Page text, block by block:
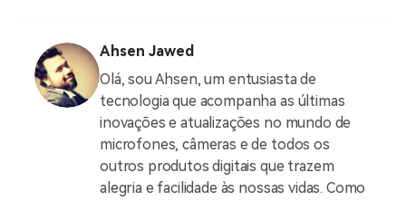
Ahsen Jawed
Olá, sou Ahsen, um entusiasta de
tecnologia que acompanha as últimas
inovações e atualizações no mundo de
microfones, câmeras e de todos os
outros produtos digitais que trazem
alegria e facilidade às nossas vidas. Como